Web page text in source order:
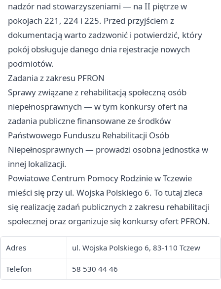
nadzór nad stowarzyszeniami — na II piętrze w
pokojach 221, 224 i 225. Przed przyjściem z
dokumentacją warto zadzwonić i potwierdzić, który
pokój obsługuje danego dnia rejestracje nowych
podmiotów.
Zadania z zakresu PFRON
Sprawy związane z rehabilitacją społeczną osób
niepełnosprawnych — w tym konkursy ofert na
zadania publiczne finansowane ze środków
Państwowego Funduszu Rehabilitacji Osób
Niepełnosprawnych — prowadzi osobna jednostka w
innej lokalizacji.
Powiatowe Centrum Pomocy Rodzinie w Tczewie
mieści się przy ul. Wojska Polskiego 6. To tutaj zleca
się realizację zadań publicznych z zakresu rehabilitacji
społecznej oraz organizuje się konkursy ofert PFRON.
Adres ul. Wojska Polskiego 6, 83-110 Tczew
Telefon 58 530 44 46